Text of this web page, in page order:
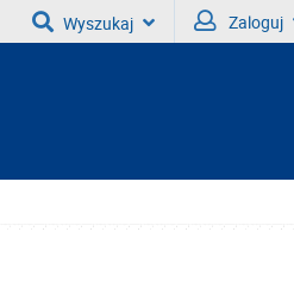
Wyszukaj Zaloguj